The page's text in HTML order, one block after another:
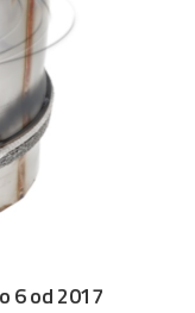
6 od 2017